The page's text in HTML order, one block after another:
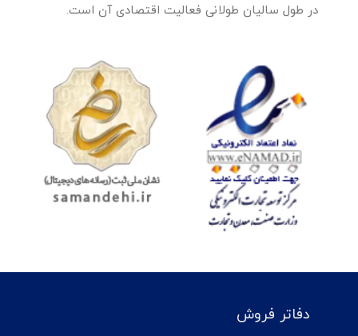
در طول سالیان طولانی فعالیت اقتصادی آن است.
دفاتر فروش